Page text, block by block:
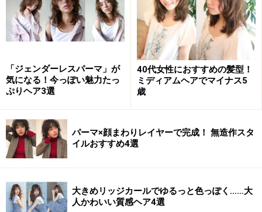
トップと表面にレイヤーを入れ、細い毛束ごとに動きを
つけたボーイッシュなラフショート。前髪は2段階にな
るようにレイヤーを使い分け、無造作な雰囲気に仕上げ
ました。耳掛けアレンジで首筋を見せれば、よりタイト
な印象に。カラーは明るめベージュでナチュラル感を演
出。
【このスタイルが似合う髪のタイプ】
髪量：少ない～多い
髪質：柔らかい～硬い
顔型：四角・卵型・丸・ベース・面長・逆三角
髪のクセ：なし～強い
「ジェンダーレスパーマ」が
気になる！今っぽい魅力たっ
ぷりヘア3選
40代女性におすすめの髪型！
ミディアムヘアでマイナス5
歳
パーマ×顔まわりレイヤーで完成！ 無造作スタ
イルおすすめ4選
大きめリッジカールでゆるっと色っぽく……大
人かわいい質感ヘア4選